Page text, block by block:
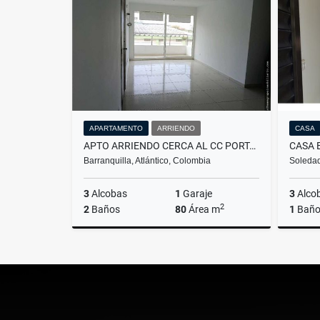
$2.500.000
APARTAMENTO ARRIENDO
APTO ARRIENDO CERCA AL CC PORTAL DEL PRADO
Barranquilla, Atlántico, Colombia
3Alcobas 1 Garaje
2 Baños 80Área m2
$2.305.000
CASA
CASA
3
1 Baño